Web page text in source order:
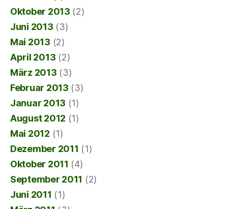
Oktober 2013 (2)
Juni 2013 (3)
Mai 2013 (2)
April 2013 (2)
März 2013 (3)
Februar 2013 (3)
Januar 2013 (1)
August 2012 (1)
Mai 2012 (1)
Dezember 2011 (1)
Oktober 2011 (4)
September 2011 (2)
Juni 2011 (1)